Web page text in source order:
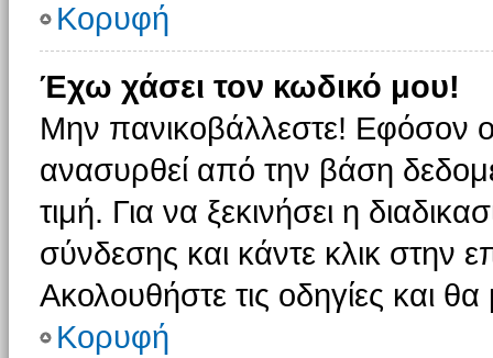
Κορυφή
Έχω χάσει τον κωδικό μου!
Μην πανικοβάλλεστε! Εφόσον
ανασυρθεί από την βάση
τιμή. Για να ξεκινήσει η
σύνδεσης και κάντε κλικ στην
Ακολουθήστε τις οδηγίες και
Κορυφή